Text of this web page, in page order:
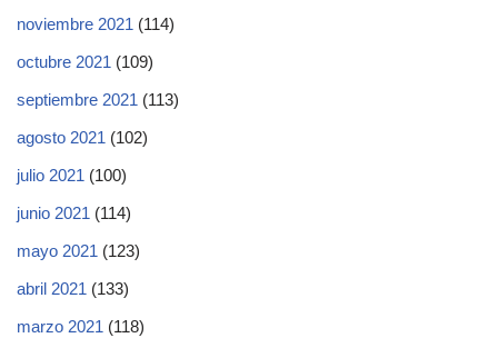
noviembre 2021 (114)
octubre 2021 (109)
septiembre 2021 (113)
agosto 2021 (102)
julio 2021 (100)
junio 2021 (114)
mayo 2021 (123)
abril 2021 (133)
marzo 2021 (118)